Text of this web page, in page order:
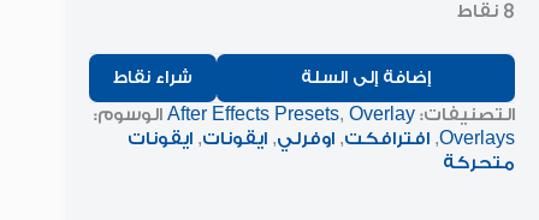
8 نقاط
إضافة إلى السلة شراء نقاط
التصنيفات: After Effects Presets, Overlay
الوسوم:
Overlays
, افترافكت, اوفرلي, ايقونات, ايقونات
متحركة